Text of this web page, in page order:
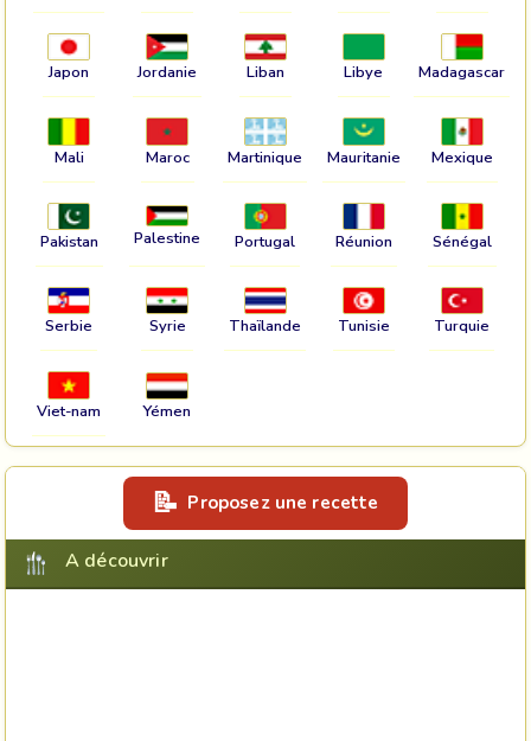
Japon Jordanie Liban Libye Madagascar
Mali Maroc Martinique Mauritanie Mexique
Pakistan Palestine Portugal Réunion Sénégal
Serbie Syrie Thaïlande Tunisie Turquie
Viet-nam Yémen
Proposez une recette
A découvrir